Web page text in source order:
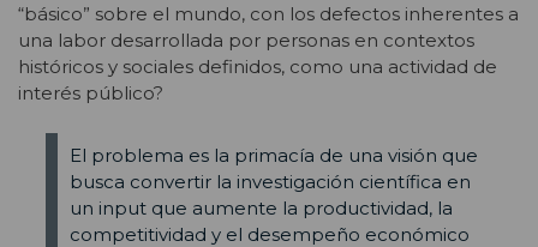
“básico” sobre el mundo, con los defectos inherentes a
una labor desarrollada por personas en contextos
históricos y sociales definidos, como una actividad de
interés público?
El problema es la primacía de una visión que
busca convertir la investigación científica en
un input que aumente la productividad, la
competitividad y el desempeño económico